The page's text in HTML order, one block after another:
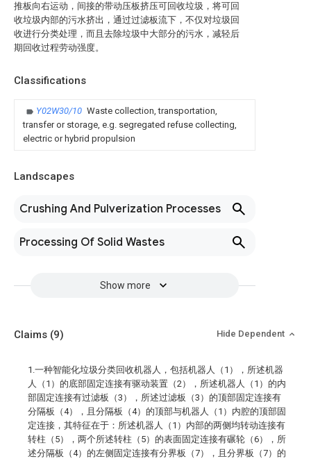
推板向右运动，间接的带动压板挤压可回收垃圾，将可回
收垃圾内部的污水挤出，通过过滤板流下，不仅对垃圾回
收进行分类处理，而且去除垃圾中大部分的污水，减轻后
期回收过程劳动强度。
Classifications
Y02W30/10 Waste collection, transportation,
transfer or storage, e.g. segregated refuse collecting,
electric or hybrid propulsion
Landscapes
Crushing And Pulverization Processes
Processing Of Solid Wastes
Show more
Claims (9) Hide Dependent
1.一种智能化垃圾分类回收机器人，包括机器人（1），所述机器
人（1）的底部固定连接有驱动装置（2），所述机器人（1）的内
部固定连接有过滤板（3），所述过滤板（3）的顶部固定连接有
分隔板（4），且分隔板（4）的顶部与机器人（1）内腔的顶部固
定连接，其特征在于：所述机器人（1）内部的两侧均转动连接有
转柱（5），两个所述转柱（5）的表面固定连接有碾轮（6），所
述分隔板（4）的左侧固定连接有分界板（7），且分界板（7）的